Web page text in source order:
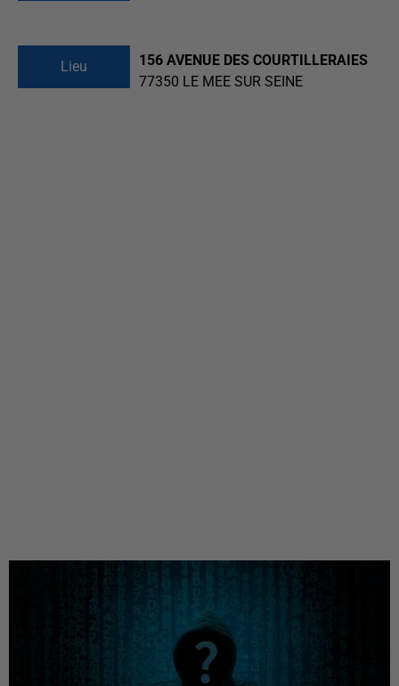
Lieu
156 AVENUE DES COURTILLERAIES
77350 LE MEE SUR SEINE